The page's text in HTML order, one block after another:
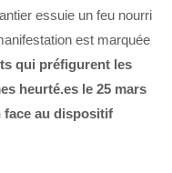
essuie un feu nourri
est marquée
qui préfigurent les
heurté.es le 25 mars
au dispositif